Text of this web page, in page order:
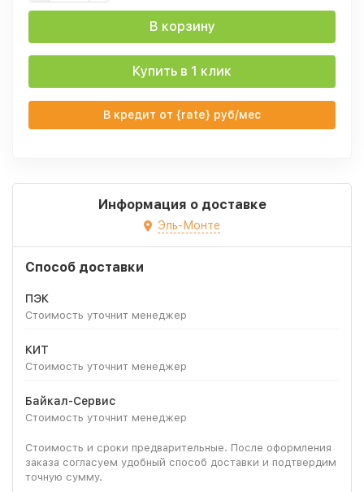
В корзину
Купить в 1 клик
В кредит от {rate} руб/мес
Информация о доставке
Эль-Монте
Способ доставки
ПЭК
Стоимость уточнит менеджер
КИТ
Стоимость уточнит менеджер
Байкал-Сервис
Стоимость уточнит менеджер
Стоимость и сроки предварительные. После оформления
заказа согласуем удобный способ доставки и подтвердим
точную сумму.